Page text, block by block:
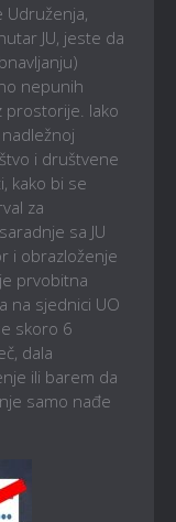
Udruženja,
JU, jeste da
nepunih
prostorije. Iako
i društvene
kako bi se
za
sa JU
i obrazloženje
prvobitna
na sjednici UO
skoro 6
dala
ili barem da
samo nađe